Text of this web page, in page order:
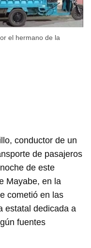
el hermano de la
conductor de un
de pasajeros
de este
Mayabe, en la
cometió en las
estatal dedicada a
fuentes